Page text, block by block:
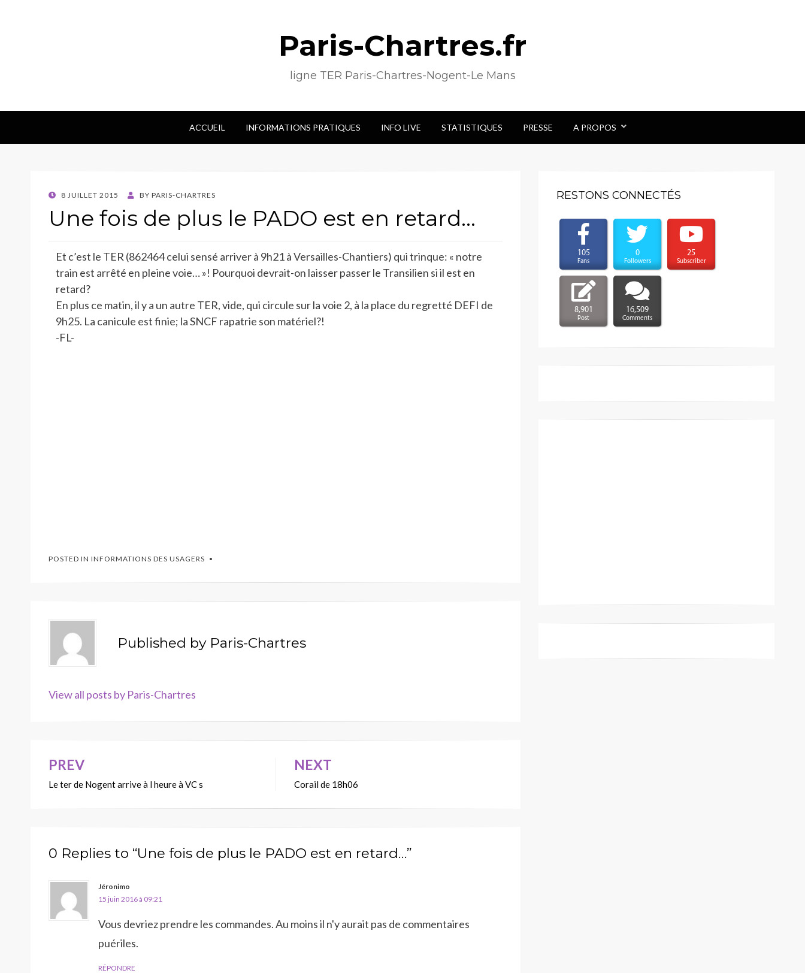
Paris-Chartres.fr
ligne TER Paris-Chartres-Nogent-Le Mans
ACCUEIL INFORMATIONS PRATIQUES INFO LIVE STATISTIQUES PRESSE A PROPOS
POSTED
8 JUILLET 2015 BY PARIS-CHARTRES
Une fois de plus le PADO est en retard…
Et c’est le TER (862464 celui sensé arriver à 9h21 à Versailles-Chantiers) qui trinque: « notre
train est arrêté en pleine voie… »! Pourquoi devrait-on laisser passer le Transilien si il est en
retard?
En plus ce matin, il y a un autre TER, vide, qui circule sur la voie 2, à la place du regretté DEFI de
9h25. La canicule est finie; la SNCF rapatrie son matériel?!
-FL-
POSTED IN INFORMATIONS DES USAGERS
Published by Paris-Chartres
View all posts by Paris-Chartres
Navigation
de
PREV
Le ter de Nogent arrive à l heure à VC s
NEXT
Corail de 18h06
0 Replies to “Une fois de plus le PADO est en retard…”
Jéronimo
15 juin 2016 à 09:21
Vous devriez prendre les commandes. Au moins il n'y aurait pas de commentaires
puériles.
RÉPONDRE
RESTONS CONNECTÉS
105
Fans
0
Followers
25
Subscriber
8,901
Post
16,509
Comments